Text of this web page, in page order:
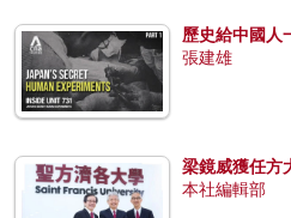
歷史給中國人
張建雄
梁鏡威獲任方
本社編輯部